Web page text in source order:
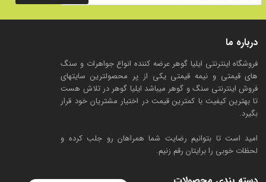
درباره ما
فروشگاه اینترنتی ایلیا گوهر عرضه کننده انواع جواهرات و سنگ
های قیمتی و نیمه قیمتی یکی از پر محصولترین سایتهای
فروش اینترنتی سنگ و گوهر میباشد ایلیا گوهر در تلاش هست
تا بهترین کیفیت با کمترین قیمت در اختیار مشتریان خود قرار
بگیرد.
امید است تا بتوانیم رضایت شما همراهان رو جلب کرده و
لحظات خوبی را برایتان رقم زنیم.